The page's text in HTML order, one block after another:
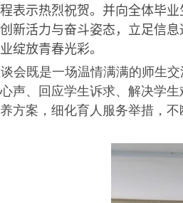
表示热烈祝贺。 并向全体毕
新活力与奋斗姿态，立足信息
绽放青春光彩。
会既是一场温情满满的师生
声、回应学生诉求、解决学
方案，细化育人服务举措，